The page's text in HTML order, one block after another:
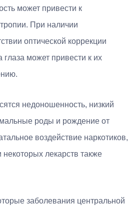
может привести к
При наличии
оптической коррекции
глаза может привести к их
недоношенность, низкий
роды и рождение от
воздействие наркотиков,
некоторых лекарств также
заболевания центральной